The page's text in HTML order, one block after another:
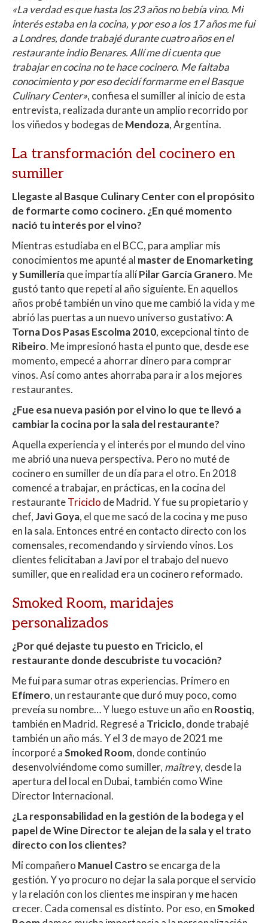
«La verdad es que hasta los 23 años no bebía vino. Mi
interés estaba en la cocina, y por eso a los 17 años me fui
a Londres, donde trabajé durante cuatro años en el
restaurante indio Benares. Allí me di cuenta que
trabajar en cocina no te hace cocinero. Me faltaba
conocimiento y por eso decidí formarme en el Basque
Culinary Center», confiesa el sumiller al inicio de esta
entrevista, realizada durante un amplio recorrido por
los viñedos y bodegas deMendoza, Argentina.
La transformación del cocinero en
sumiller
Llegaste al Basque Culinary Center con el propósito
de formarte como cocinero. ¿En qué momento
nació tu interés por el vino?
Mientras estudiaba en el BCC, para ampliar mis
conocimientos me apunté al master de Enomarketing
y Sumilleríaque impartía allíPilar García Granero. Me
gustó tanto que repetí al año siguiente. En aquellos
años probé también un vino que me cambió la vida y me
abrió las puertas a un nuevo universo gustativo:A
Torna Dos Pasas Escolma 2010, excepcional tinto de
Ribeiro. Me impresionó hasta el punto que, desde ese
momento, empecé a ahorrar dinero para comprar
vinos. Así como antes ahorraba para ir a los mejores
restaurantes.
¿Fue esa nueva pasión por el vino lo que te llevó a
cambiar la cocina por la sala del restaurante?
Aquella experiencia y el interés por el mundo del vino
me abrió una nueva perspectiva. Pero no muté de
cocinero en sumiller de un día para el otro. En 2018
comencé a trabajar, en prácticas, en la cocina del
restauranteTriciclo de Madrid. Y fue su propietario y
chef,Javi Goya, el que me sacó de la cocina y me puso
en la sala. Entonces entré en contacto directo con los
comensales, recomendando y sirviendo vinos. Los
clientes felicitaban a Javi por el trabajo del nuevo
sumiller, que en realidad era un cocinero reformado.
Smoked Room, maridajes
personalizados
¿Por qué dejaste tu puesto en Triciclo, el
restaurante donde descubriste tu vocación?
Me fui para sumar otras experiencias. Primero en
Efímero, un restaurante que duró muy poco, como
preveía su nombre… Y luego estuve un año en Roostiq,
también en Madrid. Regresé a Triciclo, donde trabajé
también un año más. Y el 3 de mayo de 2021 me
incorporé aSmoked Room, donde continúo
desenvolviéndome como sumiller, maîtrey, desde la
apertura del local en Dubai, también como Wine
Director Internacional.
¿La responsabilidad en la gestión de la bodega y el
papel de Wine Director te alejan de la sala y el trato
directo con los clientes?
Mi compañero Manuel Castro se encarga de la
gestión. Y yo procuro no dejar la sala porque el servicio
y la relación con los clientes me inspiran y me hacen
crecer. Cada comensal es distinto. Por eso, enSmoked